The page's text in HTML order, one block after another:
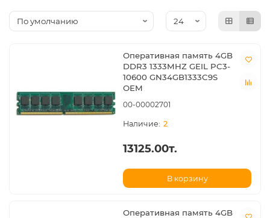
Оперативная память 4GB
DDR3 1333MHZ GEIL PC3-
10600 GN34GB1333C9S
OEM
00-00002701
2
13125.00т.
В корзину
Оперативная память 4GB